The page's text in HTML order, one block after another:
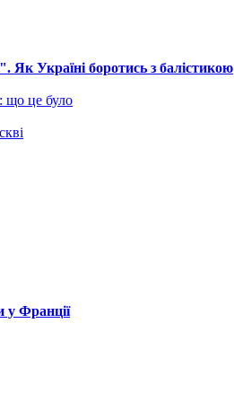
Україні боротись з балістикою
що це було
у Франції